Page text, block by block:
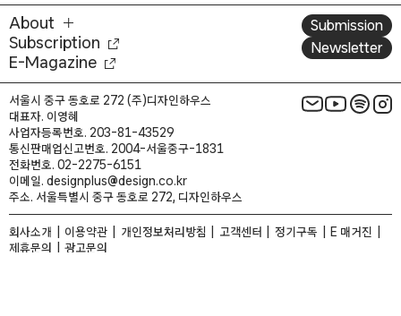
About
Subscription
E-Magazine
Submission
Newsletter
서울시 중구 동호로 272 (주)디자인하우스
대표자. 이영혜
사업자등록번호. 203-81-43529
통신판매업신고번호. 2004-서울중구-1831
전화번호. 02-2275-6151
이메일. designplus@design.co.kr
주소. 서울특별시 중구 동호로 272, 디자인하우스
회사소개 이용약관 개인정보처리방침 고객센터 정기구독
E 매거진
제휴문의
광고문의